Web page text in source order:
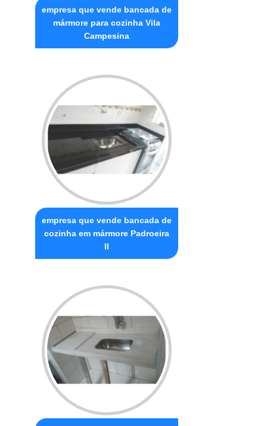
empresa que vende bancada de
mármore para cozinha Vila
Campesina
empresa que vende bancada de
cozinha em mármore Padroeira
II